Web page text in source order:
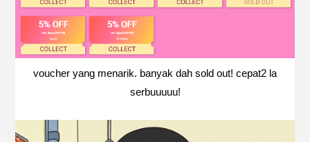
voucher yang menarik. banyak dah sold out! cepat2 la
serbuuuuu!